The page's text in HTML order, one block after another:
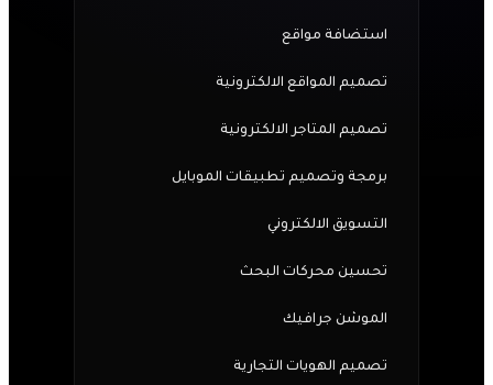
استضافة مواقع
تصميم المواقع الالكترونية
تصميم المتاجر الالكترونية
برمجة وتصميم تطبيقات الموبايل
التسويق الالكتروني
تحسين محركات البحث
الموشن جرافيك
تصميم الهويات التجارية